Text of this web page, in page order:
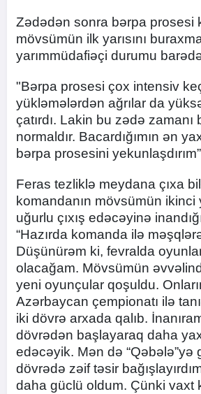
Zədədən sonra bərpa prosesi
mövsümün ilk yarısını
yarımmüdafiəçi durumu
"Bərpa prosesi çox intensiv
yükləmələrdən ağrılar da
çatırdı. Lakin bu zədə zamanı
normaldır. Bacardığımın ən
bərpa prosesini
Feras tezliklə meydana çıxa
komandanın mövsümün ikinci
uğurlu çıxış edəcəyinə
“Hazırda komanda ilə
Düşünürəm ki, fevralda
olacağam. Mövsümün
yeni oyunçular qoşuldu.
Azərbaycan çempionatı ilə
iki dövrə arxada qalıb.
dövrədən başlayaraq daha
edəcəyik. Mən də “Qəbələ”yə
dövrədə zəif təsir
daha güclü oldum. Çünki vaxt